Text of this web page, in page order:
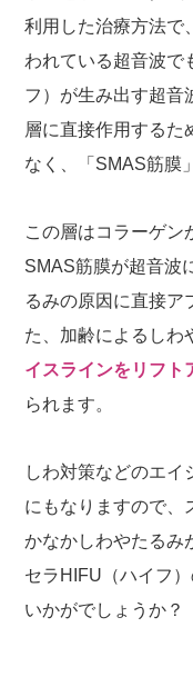
利用した治療方法で
われている超音波で
フ）が生み出す超音
層に直接作用するた
なく、「SMAS筋膜
この層はコラーゲン
SMAS筋膜が超音波
るみの原因に直接ア
た、加齢によるしわ
イスラインをリフト
られます。
しわ対策などのエイ
にもなりますので、
かなかしわやたるみ
セラHIFU（ハイフ
いかがでしょうか？